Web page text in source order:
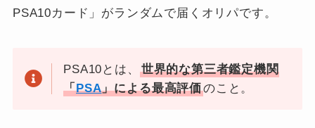
PSA10カード」がランダムで届くオリパです。
PSA10とは、
世界的な第三者鑑定機関
「PSA」による最高評価のこと。